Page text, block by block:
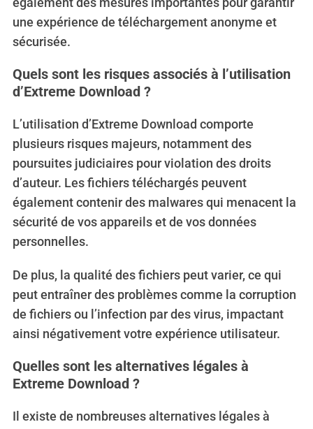
une expérience de téléchargement anonyme et
sécurisée.
Quels sont les risques associés à l’utilisation
d’Extreme Download ?
L’utilisation d’Extreme Download comporte
plusieurs risques majeurs, notamment des
poursuites judiciaires pour violation des droits
d’auteur. Les fichiers téléchargés peuvent
également contenir des malwares qui menacent la
sécurité de vos appareils et de vos données
personnelles.
De plus, la qualité des fichiers peut varier, ce qui
peut entraîner des problèmes comme la corruption
de fichiers ou l’infection par des virus, impactant
ainsi négativement votre expérience utilisateur.
Quelles sont les alternatives légales à
Extreme Download ?
Il existe de nombreuses alternatives légales à